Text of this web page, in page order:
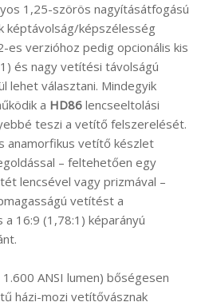
1,25-szörös nagyításátfogású
képtávolság/képszélesség
es verzióhoz pedig opcionális kis
és nagy vetítési távolságú
lehet választani. Mindegyik
a HD86 lencseeltolási
teszi a vetítő felszerelését.
anamorfikus vetítő készlet
– feltehetően egy
lencsével vagy prizmával –
vetítést a
a 16:9 (1,78:1) képarányú
ANSI lumen) bőségesen
házi-mozi vetítővásznak